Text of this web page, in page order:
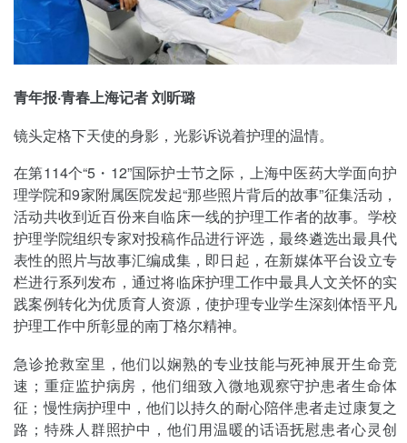
青年报·青春上海记者 刘昕璐
镜头定格下天使的身影，光影诉说着护理的温情。
在第114个“5・12”国际护士节之际，上海中医药大学面向护
理学院和9家附属医院发起“那些照片背后的故事”征集活动，
活动共收到近百份来自临床一线的护理工作者的故事。学校
护理学院组织专家对投稿作品进行评选，最终遴选出最具代
表性的照片与故事汇编成集，即日起，在新媒体平台设立专
栏进行系列发布，通过将临床护理工作中最具人文关怀的实
践案例转化为优质育人资源，使护理专业学生深刻体悟平凡
护理工作中所彰显的南丁格尔精神。
急诊抢救室里，他们以娴熟的专业技能与死神展开生命竞
速；重症监护病房，他们细致入微地观察守护患者生命体
征；慢性病护理中，他们以持久的耐心陪伴患者走过康复之
路；特殊人群照护中，他们用温暖的话语抚慰患者心灵创